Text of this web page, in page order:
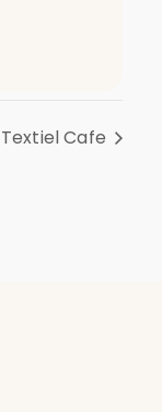
Textiel Cafe